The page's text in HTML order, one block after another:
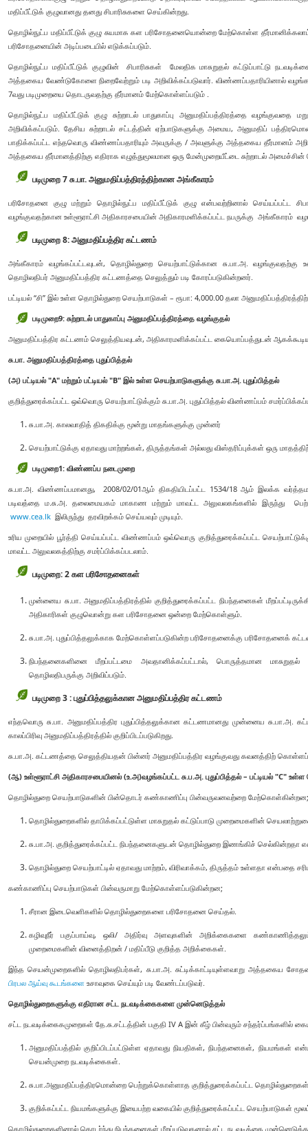
மதிப்பீட்டுக் குழுவானது தனது சிபாரிசுகளை செய்கின்றது.
தொழில்நுட்ப மதிப்பீட்டுக் குழு சுயமாக கள பரிசோதனையொன்றை மேற்கொள்ள
பரிசோதனையின் அடிப்படையில் எடுக்கப்படும்.
தொழில்நுட்ப மதிப்பீட்டுக் குழுவின் சிபாரிசுகள் மேலதிக மாசுறுதல் கட்டுப்பாட்டு
அத்தகைய வேண்டுகோளை நிறைவேற்றும் படி அறிவிக்கப்படுவார். விண்ணப்பதாரியினால்
7வது படிமுறையை தொடருவதற்கு தீர்மானம் மேற்கொள்ளப்படும் .
தொழில்நுட்ப மதிப்பீட்டுக் குழு சுற்றாடல் பாதுகாப்பு அனுமதிப்பத்திரத்தை வழங்குவதை
அறிவிக்கப்படும். தேசிய சுற்றாடல் சட்டத்தின் ஏற்பாடுகளுக்கு அமைய, அனுமதிப்
பாதிக்கப்பட்ட எந்தவொரு விண்ணப்பதாரியும் அவருக்கு / அவளுக்கு அத்தகைய தீர்மானம்
அத்தகைய தீர்மானத்திற்கு எதிராக எழுத்துமூலமான ஒரு மேன்முறையீட்டை சுற்றாடல்
படிமுறை 7 சு.பா. அனுமதிப்பத்திரத்திற்கான அங்கீகாரம்
பரிசோதனை குழு மற்றும் தொழில்நுட்ப மதிப்பீட்டுக் குழு என்பவற்றினால் செய்யப்பட்ட
வழங்குவதற்கான உள்ளூராட்சி அதிகாரசபையின் அதிகாரமளிக்கப்பட்ட நபருக்கு அங்கீகாரம்
படிமுறை 8: அனுமதிப்பத்திர கட்டணம்
அங்கீகாரம் வழங்கப்பட்டவுடன், தொழில்துறை செயற்பாட்டுக்கான சு.பா.அ.
தொழிலதிபர் அனுமதிப்பத்திர கட்டணத்தை செலுத்தும் படி கோரப்படுகின்றனர்.
பட்டியல் “சி” இல் உள்ள தொழில்துறை செயற்பாடுகள் – ரூபா: 4,000.00 தலா
படிமுறை9: சுற்றாடல் பாதுகாப்பு அனுமதிப்பத்திரத்தை வழங்குதல்
அனுமதிப்பத்திர கட்டணம் செலுத்தியவுடன், அதிகாரமளிக்கப்பட்ட கையொப்பத்துடன்
சு.பா. அனுமதிப்பத்திரத்தை புதுப்பித்தல்
(அ) பட்டியல் "A" மற்றும் பட்டியல் "B" இல் உள்ள செயற்பாடுகளுக்கு சு.பா.அ. புதுப்பித்தல்
குறித்துரைக்கப்பட்ட ஒவ்வொரு செயற்பாட்டுக்கும் சு.பா.அ. புதுப்பித்தல் விண்ணப்பம்
சு.பா.அ. காலவாதித் திகதிக்கு மூன்று மாதங்களுக்கு முன்னர்
செயற்பாட்டுக்கு ஏதாவது மாற்றங்கள், திருத்தங்கள் அல்லது விஸ்தரிப்புக்கள் ஒரு
படிமுறை1: விண்ணப்ப நடைமுறை
சு.பா.அ. விண்ணப்பமானது, 2008/02/01ஆம் திகதியிடப்பட்ட 1534/18 ஆம் இலக்க
படிவத்தை ம.சு.அ. தலைமையகம் மாகாண மற்றும் மாவட்ட அலுவலகங்களில் இருந்து
www.cea.lk இலிருந்து தரவிறக்கம் செய்யவும் முடியும்.
உரிய முறையில் பூர்த்தி செய்யப்பட்ட விண்ணப்பம் ஒவ்வொரு குறித்துரைக்கப்பட்ட
மாவட்ட அலுவலகத்திற்கு சமர்ப்பிக்கப்படலாம்.
படிமுறை: 2 கள பரிசோதனைகள்
முன்னைய சு.பா. அனுமதிப்பத்திரத்தில் குறித்துரைக்கப்பட்ட நிபந்தனைகள்
அதிகாரிகள் குழுவொன்று கள பரிசோதனை ஒன்றை மேற்கொள்ளும்.
சு.பா.அ. புதுப்பித்தலுக்காக மேற்கொள்ளப்படுகின்ற பரிசோதனைக்கு பரிசோதனைக்
நிபந்தனைகளினை மீறப்பட்டமை அவதானிக்கப்பட்டால், பொருத்தமான மாசுறுதல்
தொழிலதிபருக்கு அறிவிப்படும்.
படிமுறை 3 : புதுப்பித்தலுக்கான அனுமதிப்பத்திர கட்டணம்
எந்தவொரு சு.பா. அனுமதிப்பத்திர புதுப்பித்தலுக்கான கட்டணமானது முன்னைய சு.பா.அ.
காலப்பிரிவு அனுமதிப்பத்திரத்தில் குறிப்பிடப்படுகிறது.
சு.பா.அ. கட்டணத்தை செலுத்தியதன் பின்னர் அனுமதிப்பத்திர வழங்குவது கவனத்திற்
(ஆ) உள்ளூராட்சி அதிகாரசபையினல் (உ.அ)வழங்கப்பட்ட சு.ப.அ. புதுப்பித்தல் – பட்டியல் "C"
தொழில்துறை செயற்பாடுகளின் பின்தொடர் கண்காணிப்பு பின்வருவனவற்றை மேற்கொள்கின்றன;
தொழில்துறைகளில் தாபிக்கப்பட்டுள்ள மாசுறுதல் கட்டுப்பாடு முறைமைகளின்
சு.பா.அ. குறித்துரைக்கப்பட்ட நிபந்தனைகளுடன் தொழில்துறை இணங்கிச்
தொழில்துறை செயற்பாட்டில் ஏதாவது மாற்றம், விரிவாக்கம், திருத்தம் உள்ளதா என்பதை
கண்காணிப்பு செயற்பாடுகள் பின்வருமாறு மேற்கொள்ளப்படுகின்றன;
சீரான இடைவெளிகளில் தொழில்துறைகளை பரிசோதனை செய்தல்.
கழிவுநீர் பகுப்பாய்வு, ஒலி/ அதிர்வு அளவுகளின் அறிக்கைகளை
முறைமைகளின் வினைத்திறன் / மதிப்பீடு குறித்த அறிக்கைகள்.
இந்த செயன்முறைகளில் தொழிலதிபர்கள், சு.பா.அ. சுட்டிக்காட்டியுள்ளவாறு அத்தகைய
பிரபல ஆய்வு கூடங்களை உசாவுகை செய்யும் படி வேண்டப்படுவர்.
தொழில்துறைகளுக்கு எதிரான சட்ட நடவடிக்கைகளை முன்னெடுத்தல்
சட்ட நடவடிக்கைகமுறைகள் தே.சு.சட்டத்தின் பகுதி IV A இன் கீழ் பின்வரும் சந்தர்ப்பங்களில்
அனுமதிப்பத்தில் குறிப்பிடப்பட்டுள்ள ஏதாவது நியதிகள், நிபந்தனைகள், நியமங்கள்
செயன்முறை நடவடிக்கைகள்.
சு.பா.அனுமதிப்பத்திரமொன்றை பெற்றுக்கொள்ளாத குறித்துரைக்கப்பட்ட
குறிக்கப்பட்ட நியமங்களுக்கு இயைபற்ற வகையில் குறித்துரைக்கப்பட்ட செயற்பாடுகள்
தொழில்துறைகளினால் தொடர்ந்து நிபந்தனைகள் மீறப்படுவதனால் சட்ட நடவடிக்கை